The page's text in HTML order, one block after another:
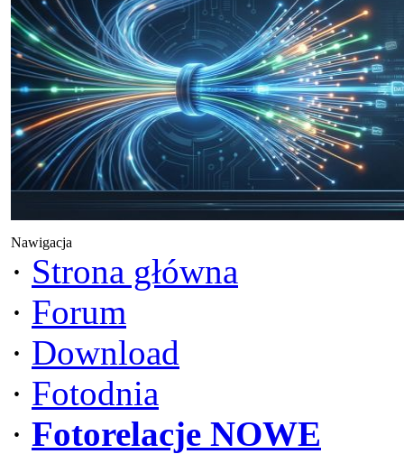
Nawigacja
· Strona główna
· Forum
· Download
· Fotodnia
· Fotorelacje NOWE